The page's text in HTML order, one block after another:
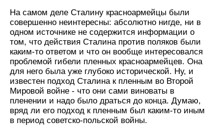
На самом деле Сталину красноармейцы были
совершенно неинтересны: абсолютно нигде, ни в
одном источнике не содержится информации о
том, что действия Сталина против поляков были
каким-то ответом и что он вообще интересовался
проблемой гибели пленных красноармейцев. Она
для него была уже глубоко исторической. Ну, и
известен подход Сталина к пленным во Второй
Мировой войне - что они сами виноваты в
пленении и надо было драться до конца. Думаю,
вряд ли его подход к пленным был каким-то иным
в период советско-польской войны.